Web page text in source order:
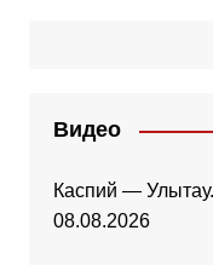
Видео
Каспий —
08.08.2026